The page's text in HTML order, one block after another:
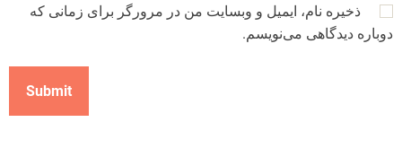
ذخیره نام، ایمیل و وبسایت من در مرورگر برای زمانی که
دوباره دیدگاهی می‌نویسم.